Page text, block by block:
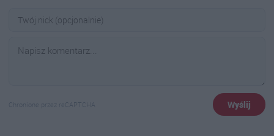
Chronione przez reCAPTCHA Wyślij